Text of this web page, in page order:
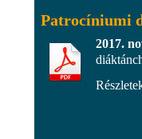
Patrocíniumi
2017.